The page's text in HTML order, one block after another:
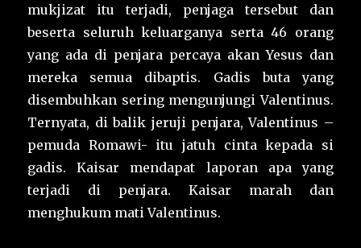
mukjizat itu terjadi, penjaga tersebut dan
beserta seluruh keluarganya serta 46 orang
yang ada di penjara percaya akan Yesus dan
mereka semua dibaptis. Gadis buta yang
disembuhkan sering mengunjungi Valentinus.
Ternyata, di balik jeruji penjara, Valentinus –
pemuda Romawi- itu jatuh cinta kepada si
gadis. Kaisar mendapat laporan apa yang
terjadi di penjara. Kaisar marah dan
menghukum mati Valentinus.